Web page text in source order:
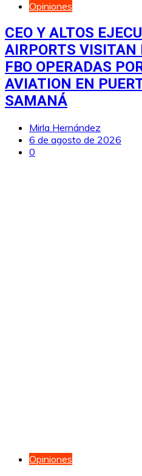
Opiniones
CEO Y ALTOS
AIRPORTS
FBO OPERADAS
AVIATION EN
SAMANÁ
Mirla Hernández
6 de agosto de 2026
0
Opiniones